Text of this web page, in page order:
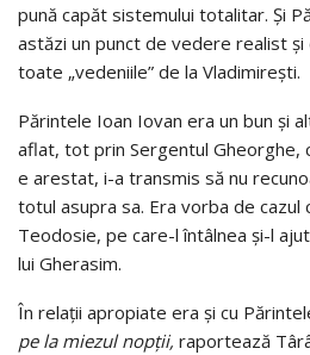
pună capăt sistemului totalitar. Şi
astăzi un punct de vedere realist şi
toate „vedeniile” de la Vladimireşti.
Părintele Ioan Iovan era un bun şi
aflat, tot prin Sergentul Gheorghe,
e arestat, i-a transmis să nu
totul asupra sa. Era vorba de cazul
Teodosie, pe care-l întâlnea și-l
lui Gherasim.
În relaţii apropiate era şi cu
pe la miezul nopţii, raportează